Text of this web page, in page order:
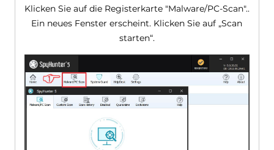
Klicken Sie auf die Registerkarte "Malware/PC-Scan"..
Ein neues Fenster erscheint. Klicken Sie auf „Scan
starten“.